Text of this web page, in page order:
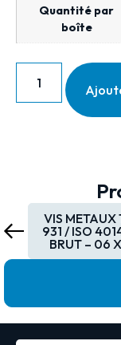
Quantité par
boîte
VIS METAUX
931 / ISO
BRUT – 06